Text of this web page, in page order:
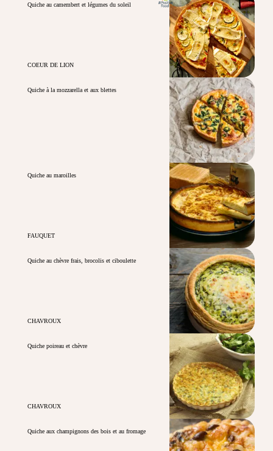
Quiche au camembert et légumes du soleil
COEUR DE LION
Quiche à la mozzarella et aux blettes
Quiche au maroilles
FAUQUET
Quiche au chèvre frais, brocolis et ciboulette
CHAVROUX
Quiche poireau et chèvre
CHAVROUX
Quiche aux champignons des bois et au fromage